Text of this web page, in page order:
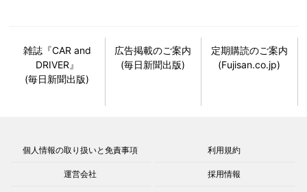
雑誌『CAR and
DRIVER』
(毎日新聞出版)
広告掲載のご案内
(毎日新聞出版)
定期購読のご案内
(Fujisan.co.jp)
個人情報の取り扱いと免責事項 利用規約
運営会社 採用情報